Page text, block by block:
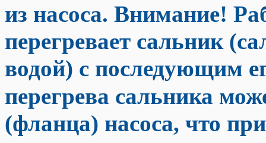
из насоса. Внимание!
перегревает сальник
водой) с последующим
перегрева сальника
(фланца) насоса, что